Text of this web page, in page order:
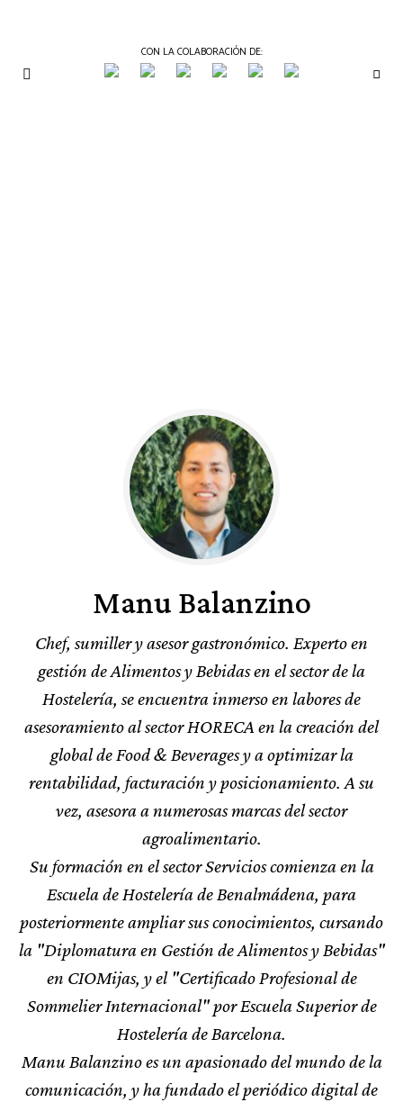
CON LA COLABORACIÓN DE:
Manu Balanzino
Chef, sumiller y asesor gastronómico. Experto en
gestión de Alimentos y Bebidas en el sector de la
Hostelería, se encuentra inmerso en labores de
asesoramiento al sector HORECA en la creación del
global de Food & Beverages y a optimizar la
rentabilidad, facturación y posicionamiento. A su
vez, asesora a numerosas marcas del sector
agroalimentario.
Su formación en el sector Servicios comienza en la
Escuela de Hostelería de Benalmádena, para
posteriormente ampliar sus conocimientos, cursando
la "Diplomatura en Gestión de Alimentos y Bebidas"
en CIOMijas, y el "Certificado Profesional de
Sommelier Internacional" por Escuela Superior de
Hostelería de Barcelona.
Manu Balanzino es un apasionado del mundo de la
comunicación, y ha fundado el periódico digital de